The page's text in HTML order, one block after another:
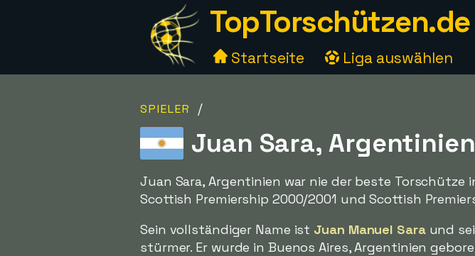
TopTorschützen.de
Startseite Liga auswählen
SPIELER /
Juan Sara,
Juan Sara, Argentinien war nie der beste Torschütze
Scottish Premiership 2000/2001 und Scottish
Sein vollständiger Name ist Juan Manuel Saraund
stürmer. Er wurde in Buenos Aires, Argentinien